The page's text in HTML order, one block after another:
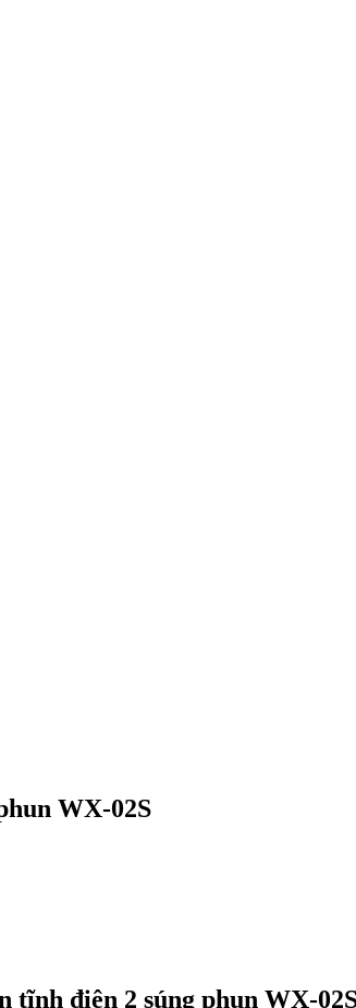
WX-02S
tĩnh điện 2 súng phun WX-